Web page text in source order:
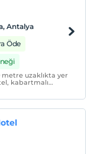
Antalya
Öde
metre uzaklıkta yer
kabartmalı
tesise 3 km